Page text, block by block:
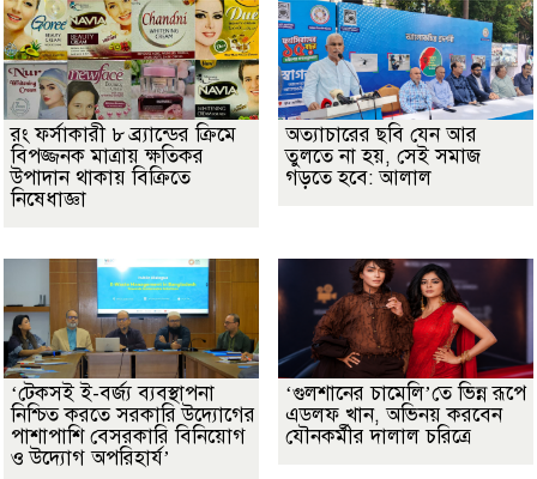
রং ফর্সাকারী ৮ ব্র্যান্ডের ক্রিমে
বিপজ্জনক মাত্রায় ক্ষতিকর
উপাদান থাকায় বিক্রিতে
নিষেধাজ্ঞা
অত্যাচারের ছবি যেন আর
তুলতে না হয়, সেই সমাজ
গড়তে হবে: আলাল
‘টেকসই ই-বর্জ্য ব্যবস্থাপনা
নিশ্চিত করতে সরকারি উদ্যোগের
পাশাপাশি বেসরকারি বিনিয়োগ
ও উদ্যোগ অপরিহার্য’
‘গুলশানের চামেলি’তে ভিন্ন রূপে
এডলফ খান, অভিনয় করবেন
যৌনকর্মীর দালাল চরিত্রে